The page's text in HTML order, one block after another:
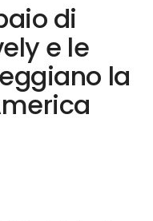
di
e le
la